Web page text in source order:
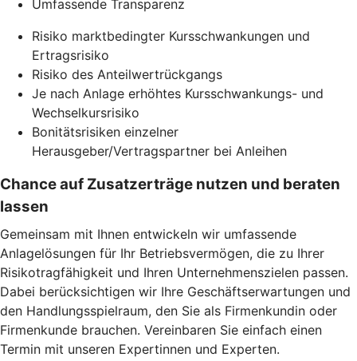
Umfassende Transparenz
Risiko marktbedingter Kursschwankungen und
Ertragsrisiko
Risiko des Anteilwertrückgangs
Je nach Anlage erhöhtes Kursschwankungs- und
Wechselkursrisiko
Bonitätsrisiken einzelner
Herausgeber/Vertragspartner bei Anleihen
Chance auf Zusatzerträge nutzen und beraten
lassen
Gemeinsam mit Ihnen entwickeln wir umfassende
Anlagelösungen für Ihr Betriebsvermögen, die zu Ihrer
Risikotragfähigkeit und Ihren Unternehmenszielen passen.
Dabei berücksichtigen wir Ihre Geschäftserwartungen und
den Handlungsspielraum, den Sie als Firmenkundin oder
Firmenkunde brauchen. Vereinbaren Sie einfach einen
Termin mit unseren Expertinnen und Experten.